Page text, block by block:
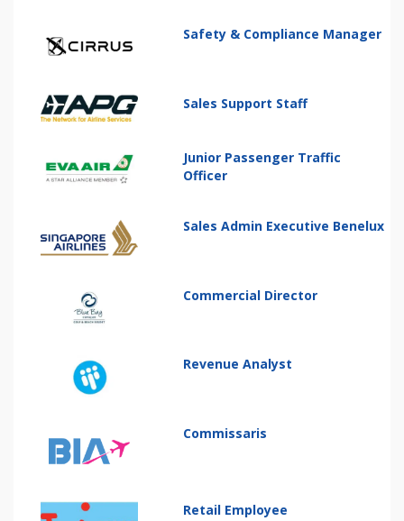
Safety & Compliance Manager
Sales Support Staff
Junior Passenger Traffic
Officer
Sales Admin Executive Benelux
Commercial Director
Revenue Analyst
Commissaris
Retail Employee